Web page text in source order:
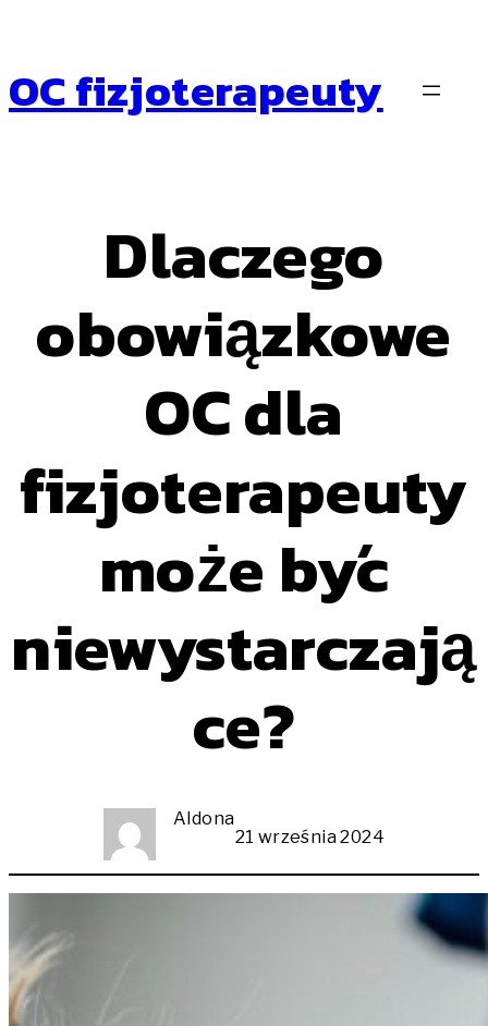
OC fizjoterapeuty
Dlaczego
obowiązkowe
OC dla
fizjoterapeuty
może być
niewystarczają
ce?
Aldona
21 września 2024